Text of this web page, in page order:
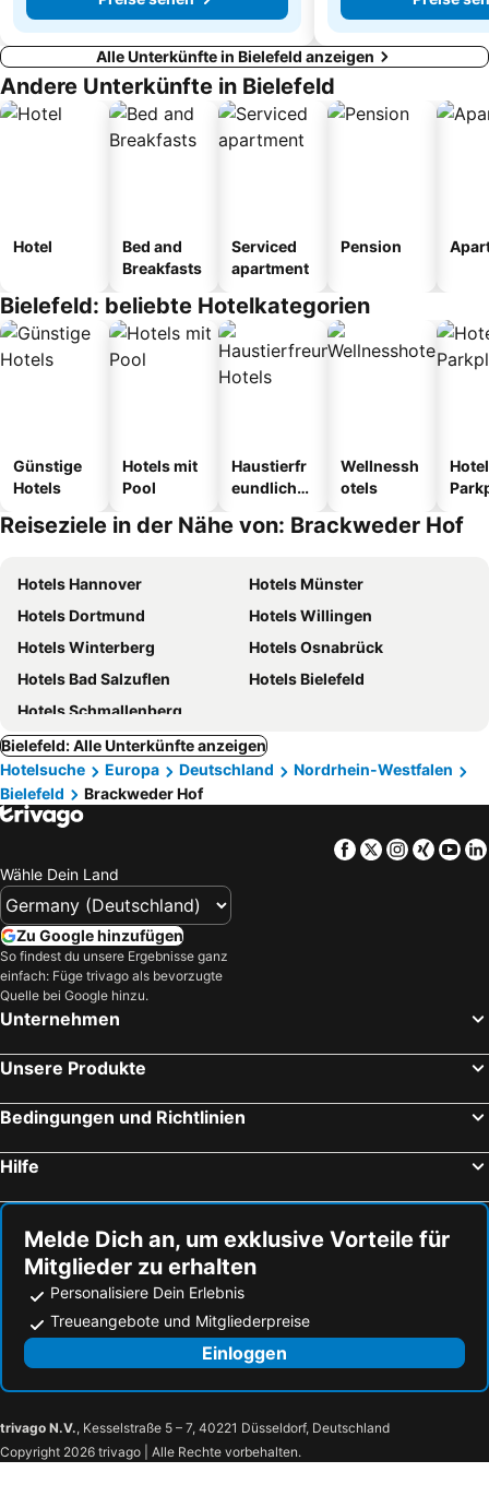
Alle Unterkünfte in Bielefeld anzeigen
Andere Unterkünfte in Bielefeld
Hotel
Bed and
Breakfasts
Serviced
apartment
Pension
Bielefeld: beliebte Hotelkategorien
Günstige
Hotels
Hotels mit
Pool
Haustierfr
eundliche
Wellnessh
otels
Reiseziele in der Nähe von: Brackweder Hof
Hotels Hannover
Hotels Münster
Hotels Dortmund
Hotels Willingen
Hotels Winterberg
Hotels Osnabrück
Hotels Bad Salzuflen
Hotels Bielefeld
Hotels Schmallenberg
Bielefeld: Alle Unterkünfte anzeigen
Hotelsuche
Europa Deutschland
Nordrhein-Westfalen
Bielefeld
Brackweder Hof
Facebook
TwitterXing
Wähle Dein Land
Zu Google hinzufügen
So findest du unsere Ergebnisse ganz
einfach: Füge trivago als bevorzugte
Quelle bei Google hinzu.
Unternehmen
Unsere Produkte
Bedingungen und Richtlinien
Hilfe
Melde Dich an, um exklusive Vorteile für
Mitglieder zu erhalten
Personalisiere Dein Erlebnis
Treueangebote und Mitgliederpreise
Einloggen
trivago N.V., Kesselstraße 5 – 7, 40221 Düsseldorf, Deutschland
Copyright 2026 trivago | Alle Rechte vorbehalten.